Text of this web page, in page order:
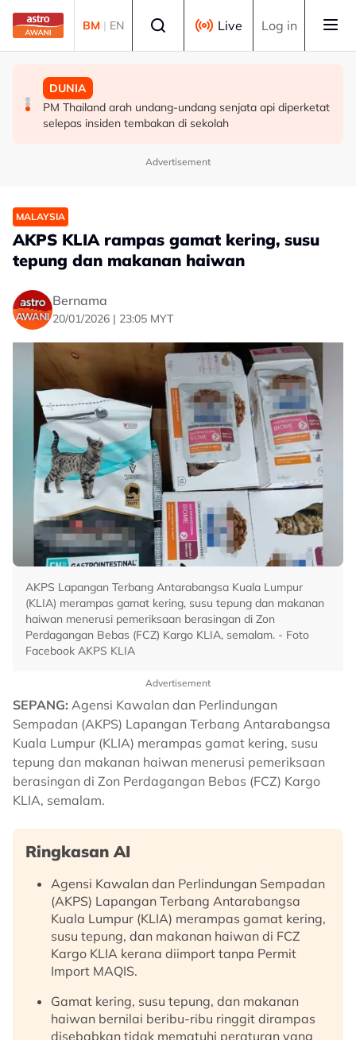
Skip to main content
BM | EN Live Log in
MALAYSIA
Berita tempatan pilihan sepanjang hari ini
MALAYSIA
Pengacara, ahli perniagaan ditahan bantu siasatan
audio siar sentuh isu sensitiviti agama
DUNIA
PM Thailand arah undang-undang senjata api diperketat
selepas insiden tembakan di sekolah
Advertisement
MALAYSIA
AKPS KLIA rampas gamat kering, susu
tepung dan makanan haiwan
Bernama
20/01/2026 | 23:05 MYT
AKPS Lapangan Terbang Antarabangsa Kuala Lumpur
(KLIA) merampas gamat kering, susu tepung dan makanan
haiwan menerusi pemeriksaan berasingan di Zon
Perdagangan Bebas (FCZ) Kargo KLIA, semalam. - Foto
Facebook AKPS KLIA
Advertisement
SEPANG: Agensi Kawalan dan Perlindungan
Sempadan (AKPS) Lapangan Terbang Antarabangsa
Kuala Lumpur (KLIA) merampas gamat kering, susu
tepung dan makanan haiwan menerusi pemeriksaan
berasingan di Zon Perdagangan Bebas (FCZ) Kargo
KLIA, semalam.
Ringkasan AI
Agensi Kawalan dan Perlindungan Sempadan
(AKPS) Lapangan Terbang Antarabangsa
Kuala Lumpur (KLIA) merampas gamat kering,
susu tepung, dan makanan haiwan di FCZ
Kargo KLIA kerana diimport tanpa Permit
Import MAQIS.
Gamat kering, susu tepung, dan makanan
haiwan bernilai beribu-ribu ringgit dirampas
disebabkan tidak mematuhi peraturan yang